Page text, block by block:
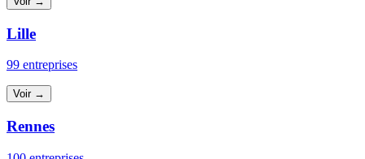
Lille
99 entreprises
Voir →
Rennes